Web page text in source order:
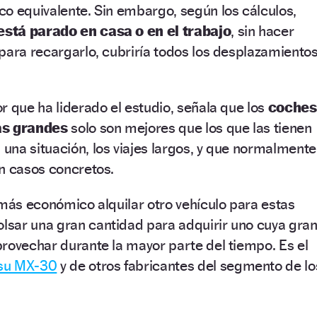
equivalente. Sin embargo, según los cálculos,
parado en casa o en el trabajo, sin hacer
recargarlo, cubriría todos los
que ha liderado el estudio, señala que los coches
grandessolo son mejores que los que las tienen
situación, los viajes largos, y que normalmente
casos concretos.
económico alquilar otro vehículo para estas
una gran cantidad para adquirir uno cuya gran
durante la mayor parte del tiempo. Es el
MX-30 y de otros fabricantes del segmento de